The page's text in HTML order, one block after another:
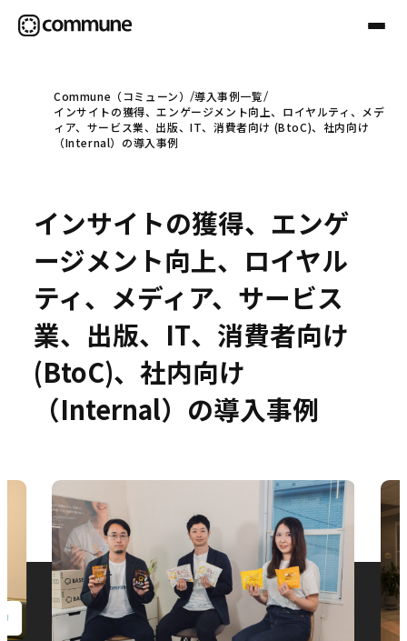
Communeについて
事例
セミナー
お役立ち情報
Commune（コミューン）
導入事例一覧
インサイトの獲得、エンゲージメント向上、ロイヤルティ、メデ
ィア、サービス業、出版、IT、消費者向け (BtoC)、社内向け
（Internal）の導入事例
インサイトの獲得、エンゲ
ージメント向上、ロイヤル
ティ、メディア、サービス
業、出版、IT、消費者向け
(BtoC)、社内向け
（Internal）の導入事例